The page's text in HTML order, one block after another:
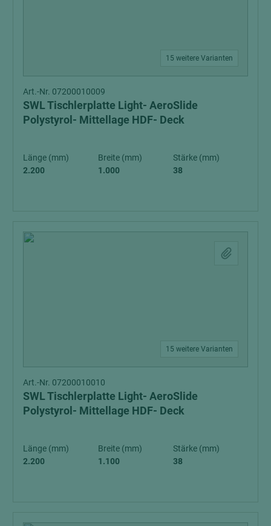
15 weitere Varianten
Art.-Nr. 07200010009
SWL Tischlerplatte Light- AeroSlide
Polystyrol- Mittellage HDF- Deck
Länge (mm)
2.200
Breite (mm)
1.000
Stärke (mm)
38
15 weitere Varianten
Art.-Nr. 07200010010
SWL Tischlerplatte Light- AeroSlide
Polystyrol- Mittellage HDF- Deck
Länge (mm)
2.200
Breite (mm)
1.100
Stärke (mm)
38